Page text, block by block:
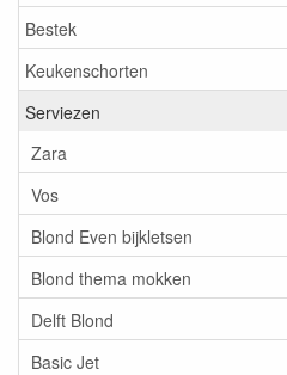
Bestek
Keukenschorten
Serviezen
Zara
Vos
Blond Even bijkletsen
Blond thema mokken
Delft Blond
Basic Jet